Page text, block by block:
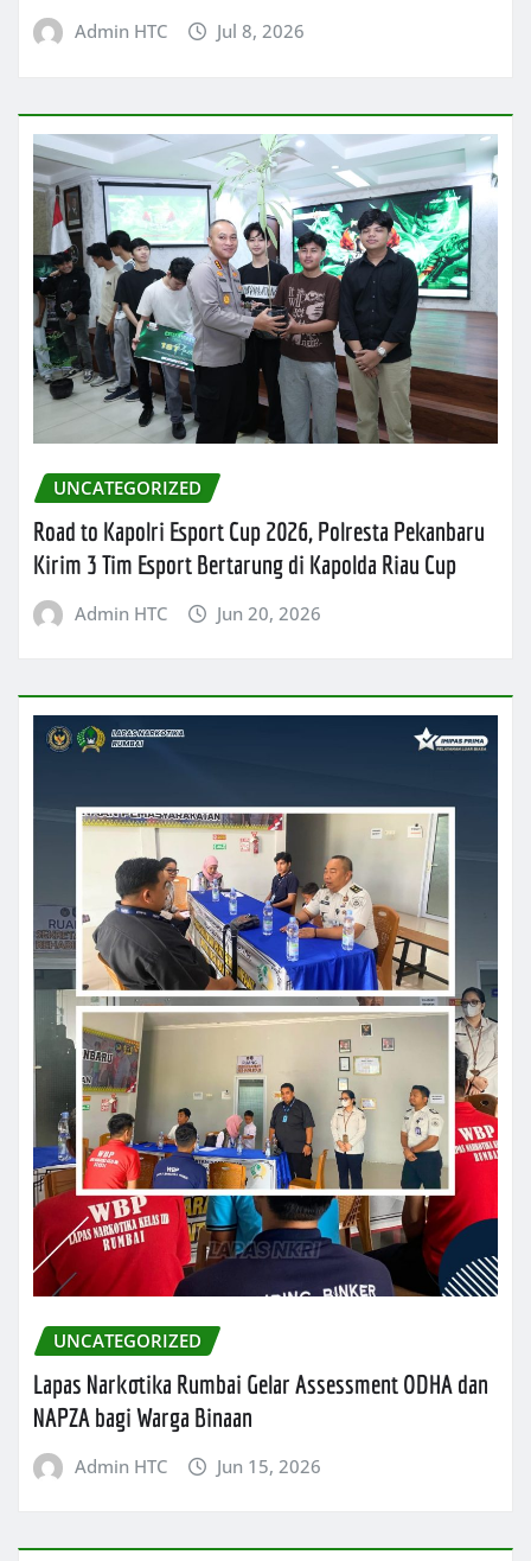
Admin HTC Jul 8, 2026
UNCATEGORIZED
Road to Kapolri Esport Cup 2026, Polresta Pekanbaru
Kirim 3 Tim Esport Bertarung di Kapolda Riau Cup
Admin HTC Jun 20, 2026
UNCATEGORIZED
Lapas Narkotika Rumbai Gelar Assessment ODHA dan
NAPZA bagi Warga Binaan
Admin HTC Jun 15, 2026